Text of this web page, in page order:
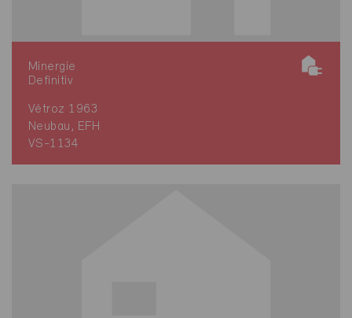
Minergie
Definitiv
Vétroz 1963
Neubau, EFH
VS-1134